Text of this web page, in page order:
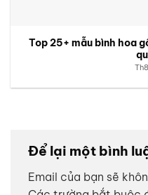
Top 25+ mẫu bình hoa
Để lại một bình
Email của bạn sẽ